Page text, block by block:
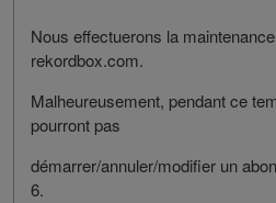
Nous effectuerons la
rekordbox.com.
Malheureusement, pendant ce
pourront pas
démarrer/annuler/modifier un
6.